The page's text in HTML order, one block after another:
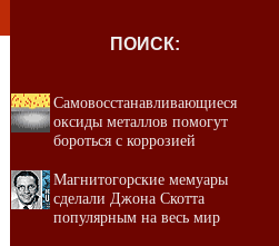
ПОИСК:
Самовосстанавливающиеся
оксиды металлов помогут
бороться с коррозией
Магнитогорские мемуары
сделали Джона Скотта
популярным на весь мир